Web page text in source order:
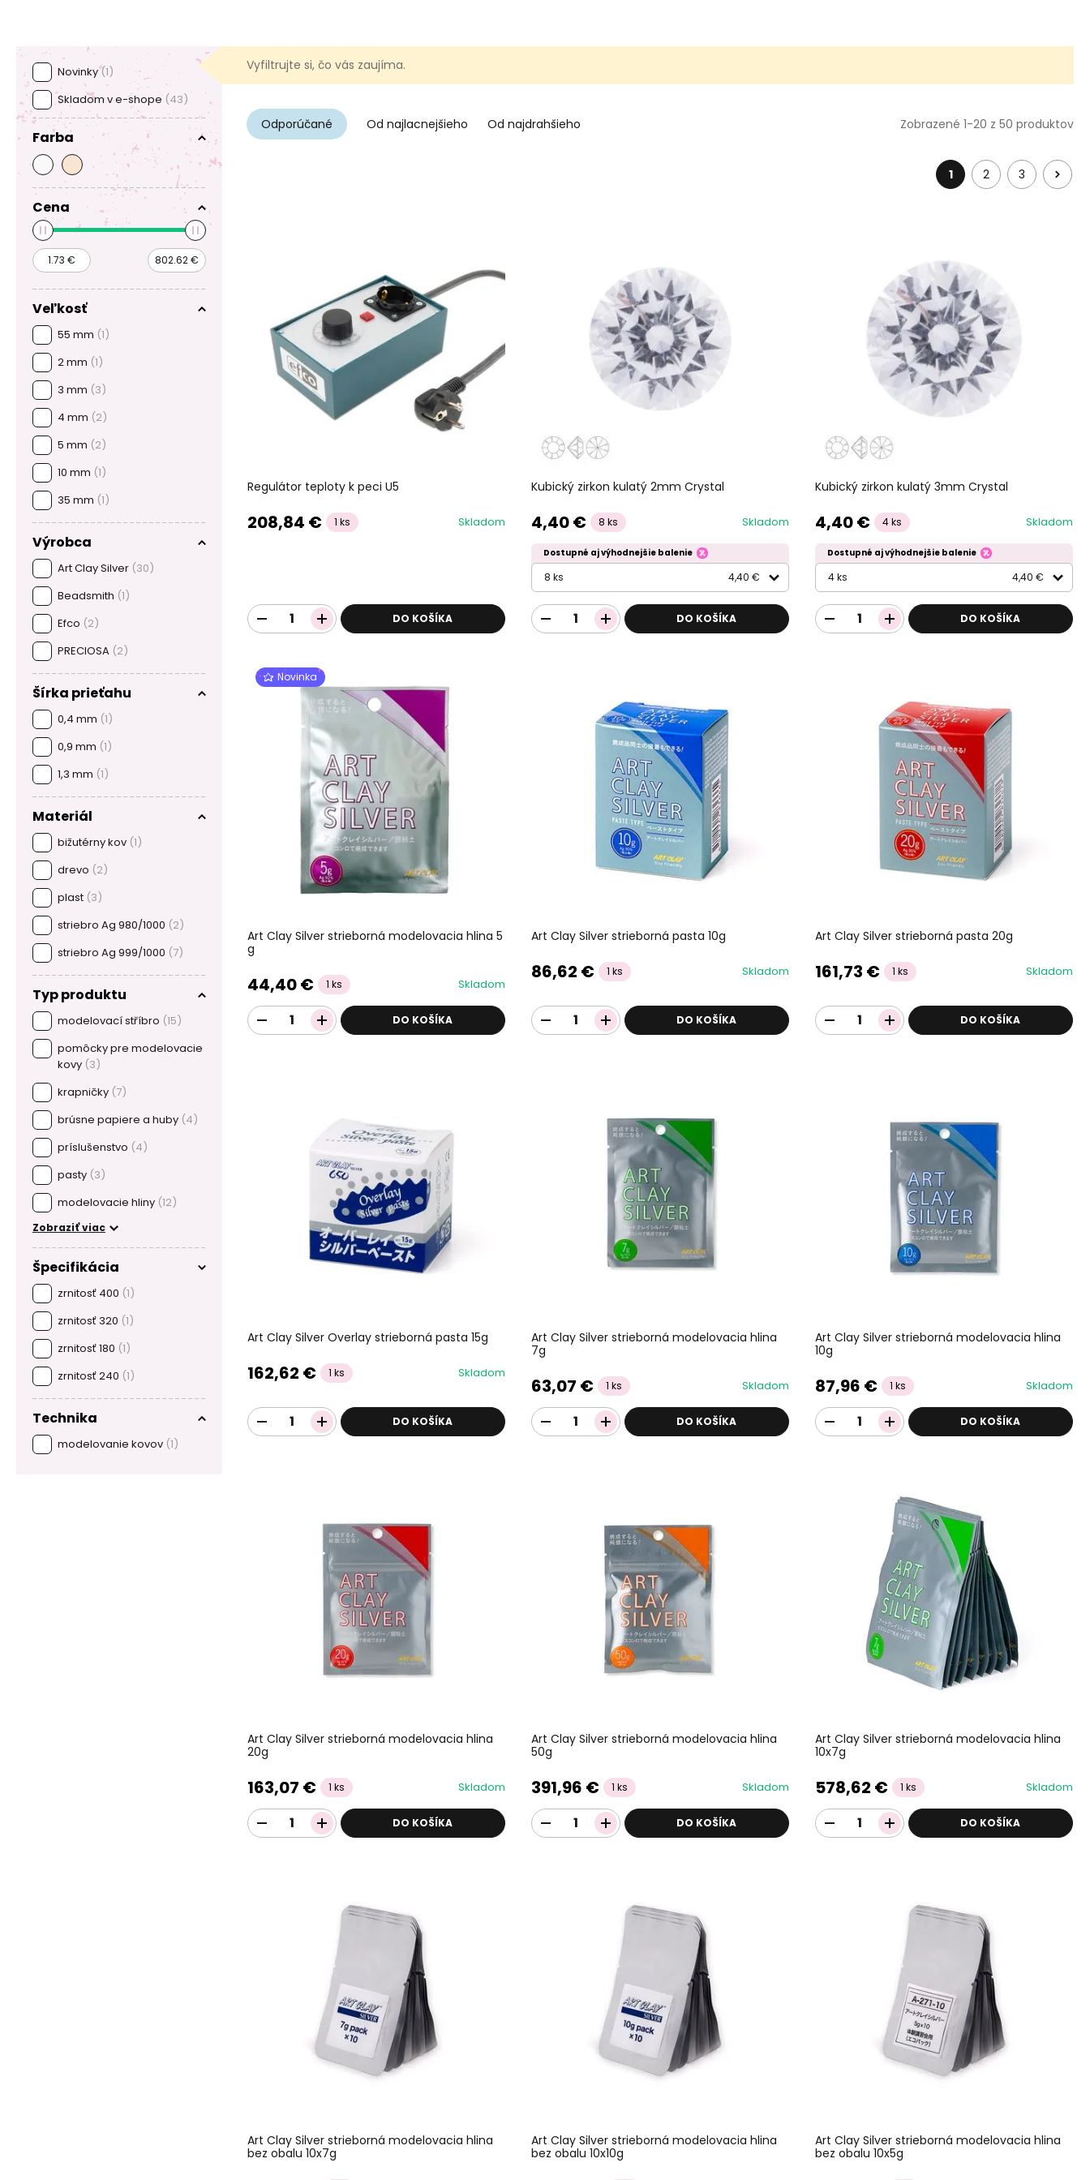
osvojíte základy, možnosti sa vám začnú rýchlo rozširovať. Tvorenie s
ponúkne nekonečný priestor pre vlastný štýl aj nápady. Ďalšie informácie, rady, tipy aj odpovede
na najčastejšie kladené otázky nájdetev našom rozcestníkuVšetko pre prácu s
modelovacími kovmialebo na blogu
Novinky(1)
Skladom v e-shope (43)
Farba
Cena
Veľkosť
55 mm (1)
2 mm (1)
3 mm (3)
4 mm (2)
5 mm (2)
10 mm (1)
35 mm (1)
Výrobca
Art Clay Silver (30)
Beadsmith (1)
Efco (2)
PRECIOSA (2)
Šírka prieťahu
0,4 mm (1)
0,9 mm (1)
1,3 mm (1)
Materiál
bižutérny kov (1)
drevo (2)
plast (3)
striebro Ag 980/1000 (2)
striebro Ag 999/1000 (7)
Typ produktu
modelovací stříbro (15)
pomôcky pre modelovacie
kovy (3)
krapničky (7)
brúsne papiere a huby (4)
príslušenstvo (4)
pasty (3)
modelovacie hliny (12)
Zobraziť viac
Špecifikácia
zrnitosť 400 (1)
zrnitosť 320 (1)
zrnitosť 180 (1)
zrnitosť 240 (1)
Technika
modelovanie kovov (1)
Vyfiltrujte si, čo vás zaujíma.
Odporúčané Od najlacnejšieho Od najdrahšieho Zobrazené 1-20 z 50 produktov
1 2 3
Regulátor teploty k peci U5
208,84 € 1 ks Skladom
DO KOŠÍKA
Kubický zirkon kulatý 2mm Crystal
4,40 € 8 ks Skladom
Dostupné aj výhodnejšie balenie
8 ks 4,40 €
DO KOŠÍKA
Kubický zirkon kulatý 3mm Crystal
4,40 € 4 ks Skladom
Dostupné aj výhodnejšie balenie
4 ks 4,40 €
DO KOŠÍKA
Novinka
Art Clay Silver strieborná modelovacia hlina 5
g
44,40 € 1 ks Skladom
DO KOŠÍKA
Art Clay Silver strieborná pasta 10g
86,62 € 1 ks Skladom
DO KOŠÍKA
Art Clay Silver strieborná pasta 20g
161,73 € 1 ks Skladom
DO KOŠÍKA
Art Clay Silver Overlay strieborná pasta 15g
162,62 € 1 ks Skladom
DO KOŠÍKA
Art Clay Silver strieborná modelovacia hlina
7g
63,07 € 1 ks Skladom
DO KOŠÍKA
Art Clay Silver strieborná modelovacia hlina
10g
87,96 € 1 ks Skladom
DO KOŠÍKA
Art Clay Silver strieborná modelovacia hlina
20g
163,07 € 1 ks Skladom
DO KOŠÍKA
Art Clay Silver strieborná modelovacia hlina
50g
391,96 € 1 ks Skladom
DO KOŠÍKA
Art Clay Silver strieborná modelovacia hlina
10x7g
578,62 € 1 ks Skladom
DO KOŠÍKA
Art Clay Silver strieborná modelovacia hlina
bez obalu 10x7g
Art Clay Silver strieborná modelovacia hlina
bez obalu 10x10g
Art Clay Silver strieborná modelovacia hlina
bez obalu 10x5g